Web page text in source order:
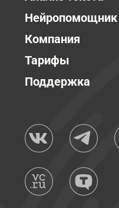
Нейропомощник
Компания
Тарифы
Поддержка